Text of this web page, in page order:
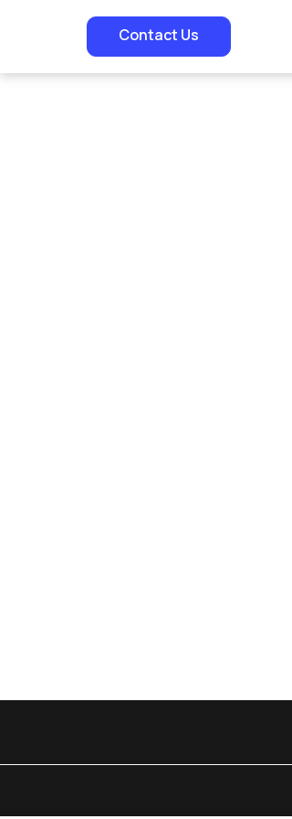
Contact Us